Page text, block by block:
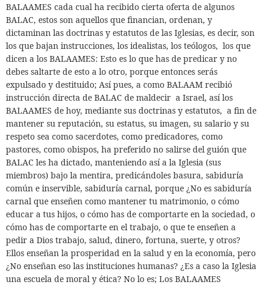
BALAAMES cada cual ha recibido cierta oferta de algunos
BALAC, estos son aquellos que financian, ordenan, y
dictaminan las doctrinas y estatutos de las Iglesias, es decir, son
los que bajan instrucciones, los idealistas, los teólogos, los que
dicen a los BALAAMES: Esto es lo que has de predicar y no
debes saltarte de esto a lo otro, porque entonces serás
expulsado y destituido; Así pues, a como BALAAM recibió
instrucción directa de BALAC de maldecir a Israel, así los
BALAAMES de hoy, mediante sus doctrinas y estatutos, a fin de
mantener su reputación, su estatus, su imagen, su salario y su
respeto sea como sacerdotes, como predicadores, como
pastores, como obispos, ha preferido no salirse del guión que
BALAC les ha dictado, manteniendo así a la Iglesia (sus
miembros) bajo la mentira, predicándoles basura, sabiduría
común e inservible, sabiduría carnal, porque ¿No es sabiduría
carnal que enseñen como mantener tu matrimonio, o cómo
educar a tus hijos, o cómo has de comportarte en la sociedad, o
cómo has de comportarte en el trabajo, o que te enseñen a
pedir a Dios trabajo, salud, dinero, fortuna, suerte, y otros?
Ellos enseñan la prosperidad en la salud y en la economía, pero
¿No enseñan eso las instituciones humanas? ¿Es a caso la Iglesia
una escuela de moral y ética? No lo es; Los BALAAMES